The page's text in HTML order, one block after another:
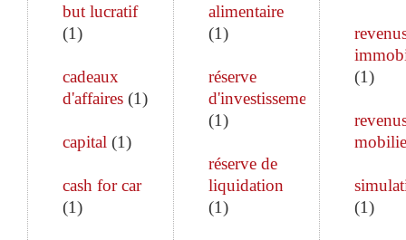
but lucratif
(1)
cadeaux
d'affaires (1)
capital (1)
cash for car
(1)
alimentaire
(1)
réserve
d'investissement
(1)
réserve de
liquidation
(1)
(1)
(1)